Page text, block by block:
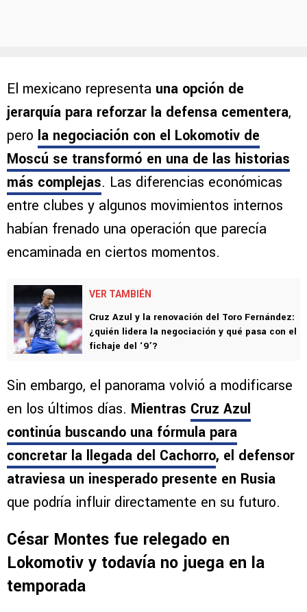
El mexicano representa una opción de
jerarquía para reforzar la defensa cementera,
pero la negociación con el Lokomotiv de
Moscú se transformó en una de las historias
más complejas. Las diferencias económicas
entre clubes y algunos movimientos internos
habían frenado una operación que parecía
encaminada en ciertos momentos.
VER TAMBIÉN
Cruz Azul y la renovación del Toro Fernández:
¿quién lidera la negociación y qué pasa con el
fichaje del ‘9’?
Sin embargo, el panorama volvió a modificarse
en los últimos días. Mientras Cruz Azul
continúa buscando una fórmula para
concretar la llegada del Cachorro, el defensor
atraviesa un inesperado presente en Rusia
que podría influir directamente en su futuro.
César Montes fue relegado en
Lokomotiv y todavía no juega en la
temporada